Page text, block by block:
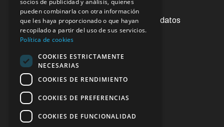
Acceso a la información pública
Ejercicios de derechos de protección de datos
Contacto
Enlaces de interés
socios de publicidad y análisis, quienes
pueden combinarla con otra información
que les haya proporcionado o que hayan
recopilado a partir del uso de sus servicios.
Política de cookies
COOKIES ESTRICTAMENTE
NECESARIAS
COOKIES DE RENDIMIENTO
COOKIES DE PREFERENCIAS
COOKIES DE FUNCIONALIDAD